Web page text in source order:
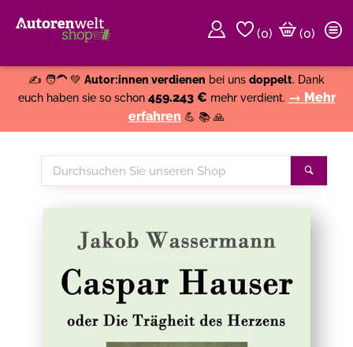
(0)
(0)
✍️ 🧑‍🦱 💚 Autor:innen verdienen bei uns doppelt. Dank
euch haben sie so schon 459.243 € mehr verdient. → Mehr
erfahren 💪 📚 🙏
Durchsuchen
Sie